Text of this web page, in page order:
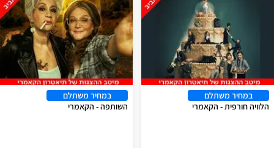
במחיר משתלם
הלוויה חורפית - הקאמרי
במחיר משתלם
השותפה - הקאמרי